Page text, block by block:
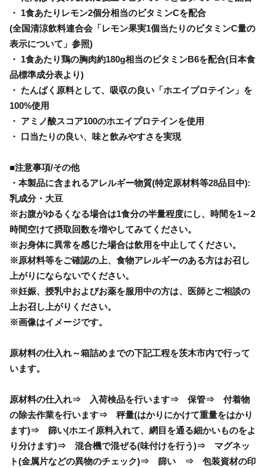
・ 1食あたりレモン2個分相当のビタミンCを配合
(全国清涼飲料連合会「レモン果実1個当たりのビタミンC量の
表示について」参照)
・ 1食あたり鶏の胸肉約180g相当のビタミンB6を配合(日本食
品標準成分表より)
・ たんぱく原料として、吸収の良い「ホエイプロテイン」を
100%使用
・ アミノ酸スコア100のホエイプロテインを使用
・ 口当たりの良い、味と飲みやすさを実現
■注意事項/その他
・本製品に含まれるアレルギー物質(特定原材料等28品目中):
乳成分・大豆
※お腹がゆるくなる場合は1食分の半量程度にし、時間を1～2
時間空けて摂取回数を増やしてみてください。
※お身体に異常を感じた場合は飲用を中止してください。
※原材料等をご確認の上、食物アレルギーのある方はお召し
上がりにならないでください。
※妊娠、授乳中およびお薬を服用中の方は、医師とご相談の
上お召し上がりください。
※画像はイメージです。
原材料の仕入れ～箱詰めまでの下記工程を茨木市内で行って
います。
原材料の仕入れ⇒ 入荷検品を行います⇒ 保管⇒ 付着物
の除去作業を行います⇒ 秤量(はかりにかけて重量をはかり
ます)⇒ 篩い(ホエイ原料入れて、網目を通る細かいものをよ
り分けます)⇒ 混合機で混ぜる(味付けを行う)⇒ マグネッ
ト(金属片などの異物のチェック)⇒ 篩い ⇒ 包装資材の印